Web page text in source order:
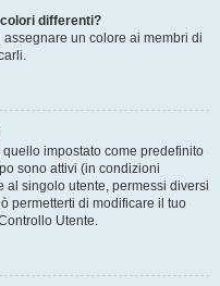
differenti?
un colore ai membri di
impostato come predefinito
sono attivi (in condizioni
al singolo utente, permessi diversi
permetterti di modificare il tuo
Utente.